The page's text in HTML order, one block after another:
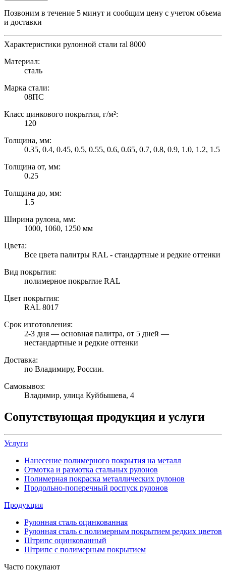
Позвоним в течение 5 минут и сообщим цену с учетом объема
и доставки
Характеристики рулонной стали ral 8000
Материал:
сталь
Марка стали:
08ПС
Класс цинкового покрытия, г/м²:
120
Толщина, мм:
0.35, 0.4, 0.45, 0.5, 0.55, 0.6, 0.65, 0.7, 0.8, 0.9, 1.0, 1.2, 1.5
Толщина от, мм:
0.25
Толщина до, мм:
1.5
Ширина рулона, мм:
1000, 1060, 1250 мм
Цвета:
Все цвета палитры RAL - стандартные и редкие оттенки
Вид покрытия:
полимерное покрытие RAL
Цвет покрытия:
RAL 8017
Срок изготовления:
2-3 дня — основная палитра, от 5 дней —
нестандартные и редкие оттенки
Доставка:
по Владимиру, России.
Самовывоз:
Владимир, улица Куйбышева, 4
Сопутствующая продукция и услуги
Услуги
Нанесение полимерного покрытия на металл
Отмотка и размотка стальных рулонов
Полимерная покраска металлических рулонов
Продольно-поперечный роспуск рулонов
Продукция
Рулонная сталь оцинкованная
Рулонная сталь с полимерным покрытием редких цветов
Штрипс оцинкованный
Штрипс с полимерным покрытием
Часто покупают